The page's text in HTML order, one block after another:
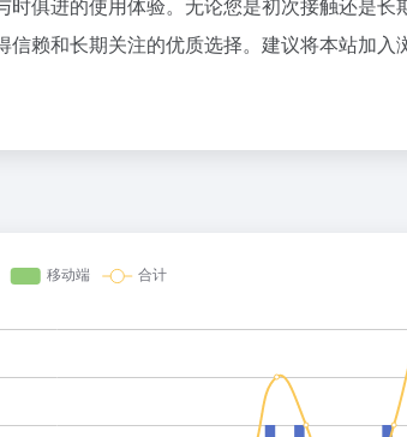
赖和长期关注的优质选择。建议将本站加入
，AI办公超级入口争夺战全面打响 2
产了 31
《去你的岛》 观
9 中国游客景福宫偶